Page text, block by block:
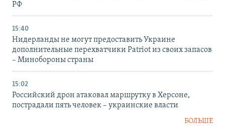
РФ
15:40
Нидерланды не могут предоставить Украине
дополнительные перехватчики Patriot из своих запасов
– Минобороны страны
15:02
Российский дрон атаковал маршрутку в Херсоне,
пострадали пять человек – украинские власти
БОЛЬШЕ